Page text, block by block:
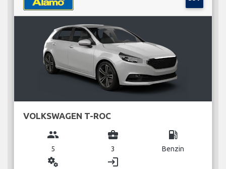
VOLKSWAGEN T-ROC
group
5
business_center
3
local_gas_station
Benzin
miscellaneous_services login